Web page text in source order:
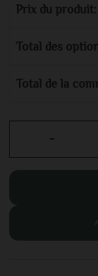
Prix du produit:
Total des
Total de la
-